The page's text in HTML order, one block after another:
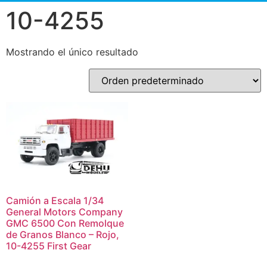
10-4255
Mostrando el único resultado
Camión a Escala 1/34
General Motors Company
GMC 6500 Con Remolque
de Granos Blanco – Rojo,
10-4255 First Gear